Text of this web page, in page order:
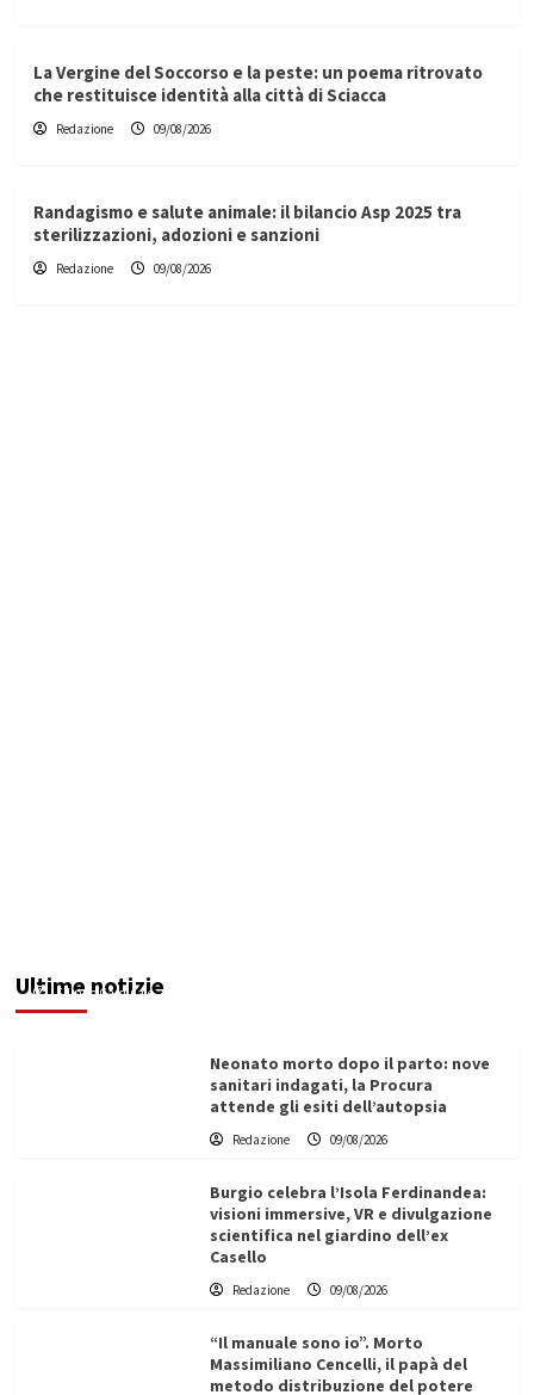
La Vergine del Soccorso e la peste: un poema ritrovato
che restituisce identità alla città di Sciacca
Redazione 09/08/2026
Randagismo e salute animale: il bilancio Asp 2025 tra
sterilizzazioni, adozioni e sanzioni
Redazione 09/08/2026
Ultime notizie
Filippo Cardinale
Neonato morto dopo il parto: nove
sanitari indagati, la Procura
attende gli esiti dell’autopsia
Redazione 09/08/2026
Burgio celebra l’Isola Ferdinandea:
visioni immersive, VR e divulgazione
scientifica nel giardino dell’ex
Casello
Redazione 09/08/2026
“Il manuale sono io”. Morto
Massimiliano Cencelli, il papà del
metodo distribuzione del potere